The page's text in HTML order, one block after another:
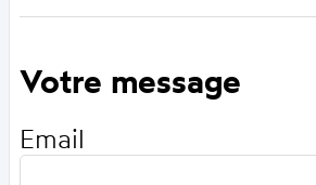
Votre message
Email